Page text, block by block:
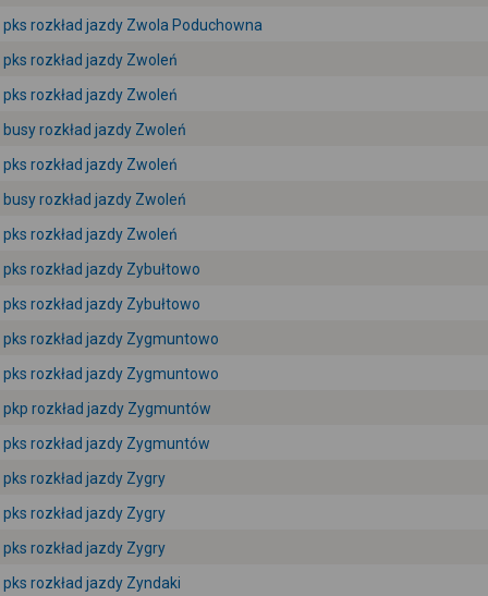
pks rozkład jazdy Zwola Poduchowna
pks rozkład jazdy Zwoleń
pks rozkład jazdy Zwoleń
busy rozkład jazdy Zwoleń
pks rozkład jazdy Zwoleń
busy rozkład jazdy Zwoleń
pks rozkład jazdy Zwoleń
pks rozkład jazdy Zybułtowo
pks rozkład jazdy Zybułtowo
pks rozkład jazdy Zygmuntowo
pks rozkład jazdy Zygmuntowo
pkp rozkład jazdy Zygmuntów
pks rozkład jazdy Zygmuntów
pks rozkład jazdy Zygry
pks rozkład jazdy Zygry
pks rozkład jazdy Zygry
pks rozkład jazdy Zyndaki